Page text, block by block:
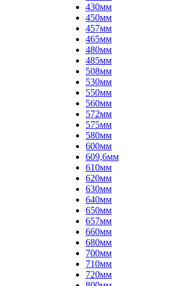
430мм
450мм
457мм
465мм
480мм
485мм
508мм
530мм
550мм
560мм
572мм
575мм
580мм
600мм
609,6мм
610мм
620мм
630мм
640мм
650мм
657мм
660мм
680мм
700мм
710мм
720мм